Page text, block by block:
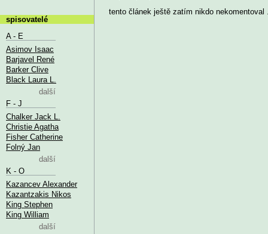
tento článek ještě zatím nikdo nekomentoval
spisovatelé
A - E
Asimov Isaac
Barjavel René
Barker Clive
Black Laura L.
další
F - J
Chalker Jack L.
Christie Agatha
Fisher Catherine
Folný Jan
další
K - O
Kazancev Alexander
Kazantzakis Nikos
King Stephen
King William
další